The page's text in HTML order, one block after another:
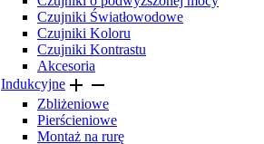
Czujniki Światłowodowe
Czujniki Koloru
Czujniki Kontrastu
Akcesoria
Indukcyjne  
Zbliżeniowe
Pierścieniowe
Montaż na rurę